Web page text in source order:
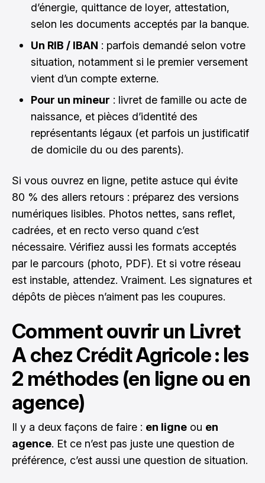
d’énergie, quittance de loyer, attestation,
selon les documents acceptés par la banque.
Un RIB / IBAN : parfois demandé selon votre
situation, notamment si le premier versement
vient d’un compte externe.
Pour un mineur : livret de famille ou acte de
naissance, et pièces d’identité des
représentants légaux (et parfois un justificatif
de domicile du ou des parents).
Si vous ouvrez en ligne, petite astuce qui évite
80 % des allers retours : préparez des versions
numériques lisibles. Photos nettes, sans reflet,
cadrées, et en recto verso quand c’est
nécessaire. Vérifiez aussi les formats acceptés
par le parcours (photo, PDF). Et si votre réseau
est instable, attendez. Vraiment. Les signatures et
dépôts de pièces n’aiment pas les coupures.
Comment ouvrir un Livret
A chez Crédit Agricole : les
2 méthodes (en ligne ou en
agence)
Il y a deux façons de faire : en ligne ou en
agence. Et ce n’est pas juste une question de
préférence, c’est aussi une question de situation.